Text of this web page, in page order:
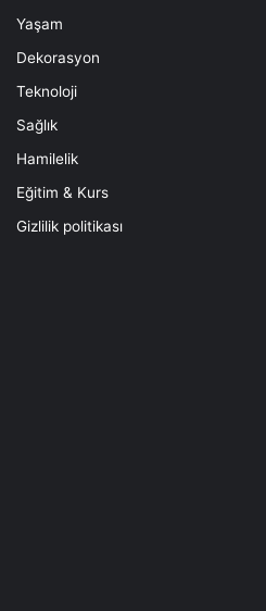
Yaşam
Dekorasyon
Teknoloji
Sağlık
Hamilelik
Eğitim & Kurs
Gizlilik politikası